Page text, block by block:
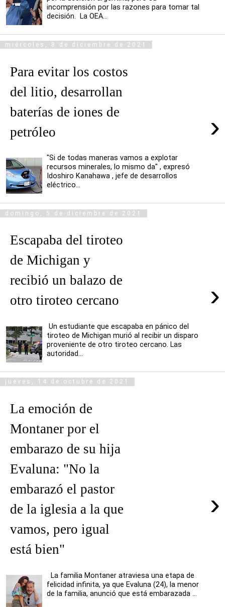
incomprensión por las razones para tomar tal
decisión. La OEA...
miércoles, 8 de diciembre de 2021
Para evitar los costos
del litio, desarrollan
baterías de iones de
petróleo
›
"Si de todas maneras vamos a explotar
recursos minerales, lo mismo da" , expresó
Idoshiro Kanahawa , jefe de desarrollos
eléctrico...
domingo, 5 de diciembre de 2021
Escapaba del tiroteo
de Michigan y
recibió un balazo de
otro tiroteo cercano
›
Un estudiante que escapaba en pánico del
tiroteo de Michigan murió al recibir un disparo
proveniente de otro tiroteo cercano. Las
autoridad...
jueves, 14 de octubre de 2021
La emoción de
Montaner por el
embarazo de su hija
Evaluna: "No la
embarazó el pastor
de la iglesia a la que
vamos, pero igual
está bien"
›
La familia Montaner atraviesa una etapa de
felicidad infinita, ya que Evaluna (24), la menor
de la familia, anunció que está embarazada ...